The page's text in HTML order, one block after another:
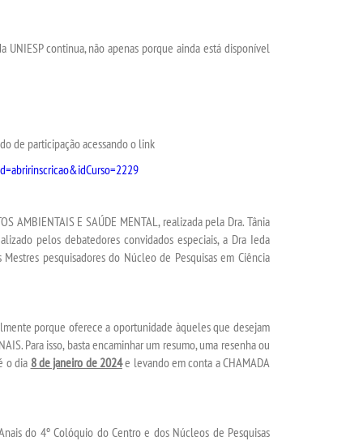
continua, não apenas porque ainda está disponível
de participação acessando o link
AMBIENTAIS E SAÚDE MENTAL, realizada pela Dra. Tânia
pelos debatedores convidados especiais, a Dra Ieda
pesquisadores do Núcleo de Pesquisas em Ciência
porque oferece a oportunidade àqueles que desejam
Para isso, basta encaminhar um resumo, uma resenha ou
o dia 8 de janeiro de 2024e levando em conta a CHAMADA
do 4º Colóquio do Centro e dos Núcleos de Pesquisas